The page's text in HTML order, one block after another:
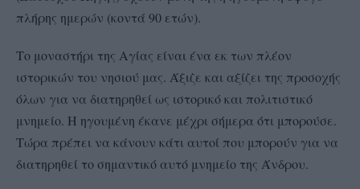
πλήρης ημερών (κοντά 90 ετών).
Το μοναστήρι της Αγίας είναι ένα εκ των πλέον
ιστορικών του νησιού μας. Άξιζε και αξίζει της προσοχής
όλων για να διατηρηθεί ως ιστορικό και πολιτιστικό
μνημείο. Η ηγουμένη έκανε μέχρι σήμερα ότι μπορούσε.
Τώρα πρέπει να κάνουν κάτι αυτοί που μπορούν για να
διατηρηθεί το σημαντικό αυτό μνημείο της Άνδρου.